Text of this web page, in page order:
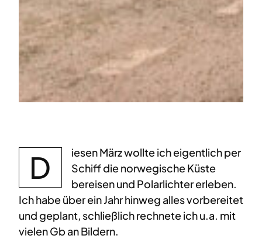
D
iesen März wollte ich eigentlich per
Schiff die norwegische Küste
bereisen und Polarlichter erleben.
Ich habe über ein Jahr hinweg alles vorbereitet
und geplant, schließlich rechnete ich u.a. mit
vielen Gb an Bildern.